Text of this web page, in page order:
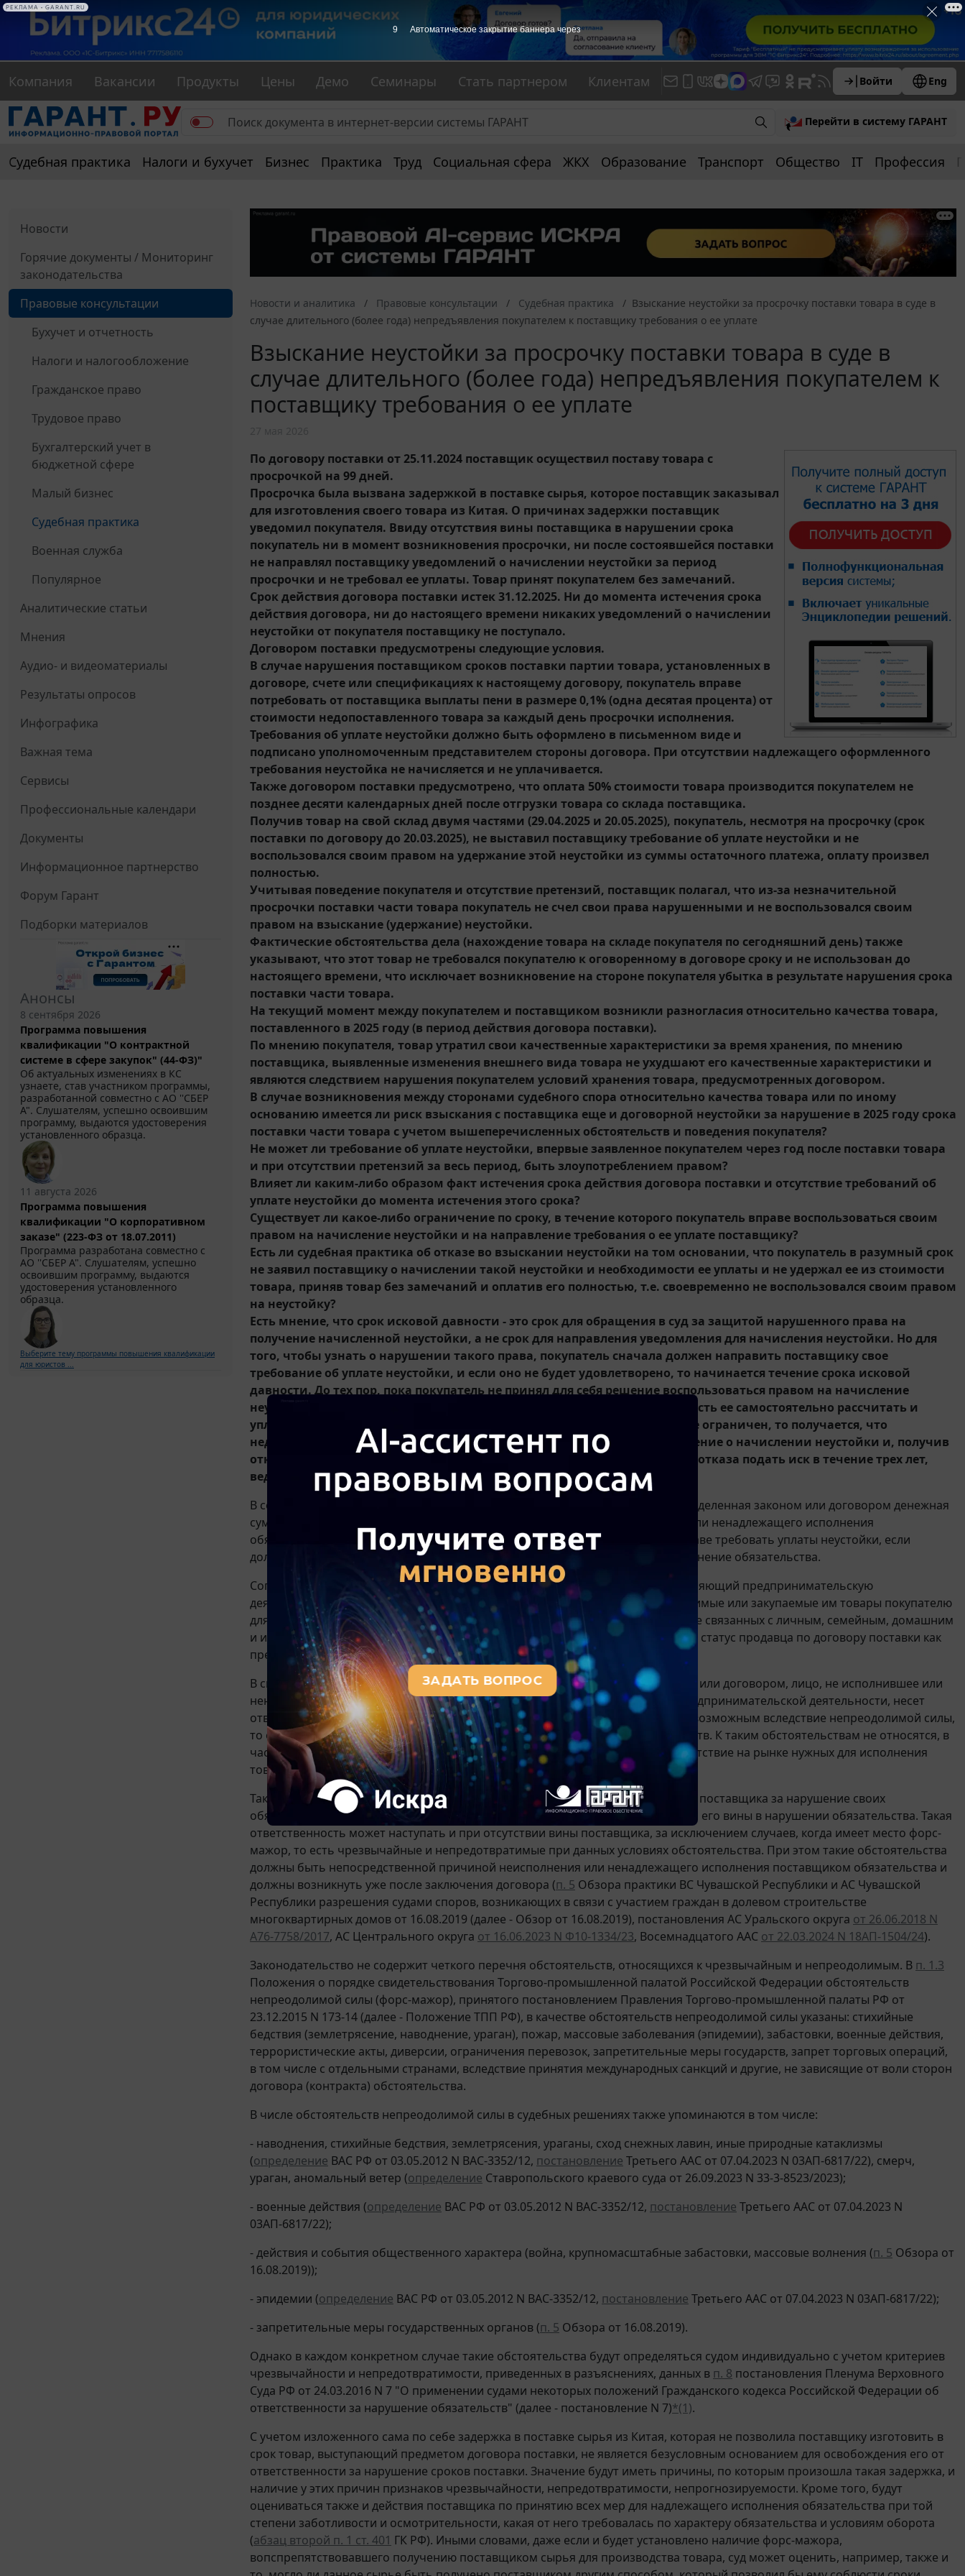
Компания Вакансии Продукты Цены Демо Семинары Стать партнером Клиентам Войти Eng
Перейти в систему ГАРАНТ
Судебная практика Налоги и бухучет Бизнес Практика Труд Социальная сфера ЖКХ Образование Транспорт Общество IT Профессия
Новости
Горячие документы / Мониторинг
законодательства
Правовые консультации
Бухучет и отчетность
Налоги и налогообложение
Гражданское право
Трудовое право
Бухгалтерский учет в
бюджетной сфере
Малый бизнес
Судебная практика
Военная служба
Популярное
Аналитические статьи
Мнения
Аудио- и видеоматериалы
Результаты опросов
Инфографика
Важная тема
Сервисы
Профессиональные календари
Документы
Информационное партнерство
Форум Гарант
Подборки материалов
Анонсы
8 сентября 2026
Программа повышения
квалификации "О контрактной
системе в сфере закупок" (44-ФЗ)"
Об актуальных изменениях в КС
узнаете, став участником программы,
разработанной совместно с АО ''СБЕР
А". Слушателям, успешно освоившим
программу, выдаются удостоверения
установленного образца.
11 августа 2026
Программа повышения
квалификации "О корпоративном
заказе" (223-ФЗ от 18.07.2011)
Программа разработана совместно с
АО ''СБЕР А". Слушателям, успешно
освоившим программу, выдаются
удостоверения установленного
образца.
Выберите тему программы повышения квалификации
для юристов ...
Новости и аналитика Правовые консультации Судебная практика
Взыскание неустойки за просрочку поставки товара в суде в
случае длительного (более года) непредъявления покупателем к поставщику требования о ее уплате
Взыскание неустойки за просрочку поставки товара в суде в
случае длительного (более года) непредъявления покупателем к
поставщику требования о ее уплате
По договору поставки от 25.11.2024 поставщик осуществил поставу товара с
просрочкой на 99 дней.
Просрочка была вызвана задержкой в поставке сырья, которое поставщик заказывал
для изготовления своего товара из Китая. О причинах задержки поставщик
уведомил покупателя. Ввиду отсутствия вины поставщика в нарушении срока
покупатель ни в момент возникновения просрочки, ни после состоявшейся поставки
не направлял поставщику уведомлений о начислении неустойки за период
просрочки и не требовал ее уплаты. Товар принят покупателем без замечаний.
Срок действия договора поставки истек 31.12.2025. Ни до момента истечения срока
действия договора, ни до настоящего времени никаких уведомлений о начислении
неустойки от покупателя поставщику не поступало.
Договором поставки предусмотрены следующие условия.
В случае нарушения поставщиком сроков поставки партии товара, установленных в
договоре, счете или спецификациях к настоящему договору, покупатель вправе
потребовать от поставщика выплаты пени в размере 0,1% (одна десятая процента) от
стоимости недопоставленного товара за каждый день просрочки исполнения.
Требования об уплате неустойки должно быть оформлено в письменном виде и
подписано уполномоченным представителем стороны договора. При отсутствии надлежащего оформленного
требования неустойка не начисляется и не уплачивается.
Также договором поставки предусмотрено, что оплата 50% стоимости товара производится покупателем не
позднее десяти календарных дней после отгрузки товара со склада поставщика.
Получив товар на свой склад двумя частями (29.04.2025 и 20.05.2025), покупатель, несмотря на просрочку (срок
поставки по договору до 20.03.2025), не выставил поставщику требование об уплате неустойки и не
воспользовался своим правом на удержание этой неустойки из суммы остаточного платежа, оплату произвел
полностью.
Учитывая поведение покупателя и отсутствие претензий, поставщик полагал, что из-за незначительной
просрочки поставки части товара покупатель не счел свои права нарушенными и не воспользовался своим
правом на взыскание (удержание) неустойки.
Фактические обстоятельства дела (нахождение товара на складе покупателя по сегодняшний день) также
указывают, что этот товар не требовался покупателю к оговоренному в договоре сроку и не использован до
настоящего времени, что исключает возникновение на стороне покупателя убытка в результате нарушения срока
поставки части товара.
На текущий момент между покупателем и поставщиком возникли разногласия относительно качества товара,
поставленного в 2025 году (в период действия договора поставки).
По мнению покупателя, товар утратил свои качественные характеристики за время хранения, по мнению
поставщика, выявленные изменения внешнего вида товара не ухудшают его качественные характеристики и
являются следствием нарушения покупателем условий хранения товара, предусмотренных договором.
В случае возникновения между сторонами судебного спора относительно качества товара или по иному
основанию имеется ли риск взыскания с поставщика еще и договорной неустойки за нарушение в 2025 году срока
поставки части товара с учетом вышеперечисленных обстоятельств и поведения покупателя?
Не может ли требование об уплате неустойки, впервые заявленное покупателем через год после поставки товара
и при отсутствии претензий за весь период, быть злоупотреблением правом?
Влияет ли каким-либо образом факт истечения срока действия договора поставки и отсутствие требований об
уплате неустойки до момента истечения этого срока?
Существует ли какое-либо ограничение по сроку, в течение которого покупатель вправе воспользоваться своим
правом на начисление неустойки и на направление требования о ее уплате поставщику?
Есть ли судебная практика об отказе во взыскании неустойки на том основании, что покупатель в разумный срок
не заявил поставщику о начислении такой неустойки и необходимости ее уплаты и не удержал ее из стоимости
товара, приняв товар без замечаний и оплатив его полностью, т.е. своевременно не воспользовался своим правом
на неустойку?
Есть мнение, что срок исковой давности - это срок для обращения в суд за защитой нарушенного права на
получение начисленной неустойки, а не срок для направления уведомления для начисления неустойки. Но для
того, чтобы узнать о нарушении такого права, покупатель сначала должен направить поставщику свое
требование об уплате неустойки, и если оно не будет удовлетворено, то начинается течение срока исковой
давности. До тех пор, пока покупатель не принял для себя решение воспользоваться правом на начисление
неустойки, у поставщика автоматически не могла возникнуть обязанность ее самостоятельно рассчитать и
уплатить. Если срок для направления требования об уплате неустойки не ограничен, то получается, что
недобросовестный покупатель может и через 20 лет направить уведомление о начислении неустойки и, получив
отказ поставщика, посчитать свое право нарушенным, а от даты такого отказа подать иск в течение трех лет,
ведь в таком случае угроза взыскания неустойки сохраняется вечно?
В соответствии со
ГК РФ неустойкой (штрафом, пеней) признается определенная законом или договором денежная
сумма, которую должник обязан уплатить кредитору в случае неисполнения или ненадлежащего исполнения
обязательства, в частности в случае просрочки исполнения. Кредитор не вправе требовать уплаты неустойки, если
должник не несет ответственности за неисполнение или ненадлежащее исполнение обязательства.
Согласно
ст. 506
ГК РФ по договору поставки поставщик - продавец, осуществляющий предпринимательскую
деятельность, обязуется передать в обусловленный срок или сроки производимые или закупаемые им товары покупателю
для использования в предпринимательской деятельности или в иных целях, не связанных с личным, семейным, домашним
и иным подобным использованием. Приведенная норма напрямую фиксирует статус продавца по договору поставки как
предпринимателя.
В свою очередь, в силуп. 3 ст. 401ГК РФ, если иное не предусмотрено законом или договором, лицо, не исполнившее или
ненадлежащим образом исполнившее обязательство при осуществлении предпринимательской деятельности, несет
ответственность, если не докажет, что надлежащее исполнение оказалось невозможным вследствие непреодолимой силы,
то есть чрезвычайных и непредотвратимых при данных условиях обстоятельств. К таким обстоятельствам не относятся, в
частности, нарушение обязанностей со стороны контрагентов должника, отсутствие на рынке нужных для исполнения
товаров, отсутствие у должника необходимых денежных средств.
Таким образом, законодательство не связывает наступление ответственности поставщика за нарушение своих
обязательств по договору поставки (в том числе о сроке поставки) с наличием его вины в нарушении обязательства. Такая
ответственность может наступать и при отсутствии вины поставщика, за исключением случаев, когда имеет место форс-
мажор, то есть чрезвычайные и непредотвратимые при данных условиях обстоятельства. При этом такие обстоятельства
должны быть непосредственной причиной неисполнения или ненадлежащего исполнения поставщиком обязательства и
должны возникнуть уже после заключения договора (п. 5 Обзора практики ВС Чувашской Республики и АС Чувашской
Республики разрешения судами споров, возникающих в связи с участием граждан в долевом строительстве
многоквартирных домов от 16.08.2019 (далее - Обзор от 16.08.2019), постановления АС Уральского округа от 26.06.2018 N
А76-7758/2017, АС Центрального округа от 16.06.2023 N Ф10-1334/23, Восемнадцатого ААС от 22.03.2024 N 18АП-1504/24).
Законодательство не содержит четкого перечня обстоятельств, относящихся к чрезвычайным и непреодолимым. В п. 1.3
Положения о порядке свидетельствования Торгово-промышленной палатой Российской Федерации обстоятельств
непреодолимой силы (форс-мажор), принятого постановлением Правления Торгово-промышленной палаты РФ от
23.12.2015 N 173-14 (далее - Положение ТПП РФ), в качестве обстоятельств непреодолимой силы указаны: стихийные
бедствия (землетрясение, наводнение, ураган), пожар, массовые заболевания (эпидемии), забастовки, военные действия,
террористические акты, диверсии, ограничения перевозок, запретительные меры государств, запрет торговых операций,
в том числе с отдельными странами, вследствие принятия международных санкций и другие, не зависящие от воли сторон
договора (контракта) обстоятельства.
В числе обстоятельств непреодолимой силы в судебных решениях также упоминаются в том числе:
- наводнения, стихийные бедствия, землетрясения, ураганы, сход снежных лавин, иные природные катаклизмы
(определение ВАС РФ от 03.05.2012 N ВАС-3352/12, постановление Третьего ААС от 07.04.2023 N 03АП-6817/22), смерч,
ураган, аномальный ветер (определение Ставропольского краевого суда от 26.09.2023 N 33-3-8523/2023);
- военные действия (определение ВАС РФ от 03.05.2012 N ВАС-3352/12, постановление Третьего ААС от 07.04.2023 N
03АП-6817/22);
- действия и события общественного характера (война, крупномасштабные забастовки, массовые волнения (п. 5 Обзора от
16.08.2019));
- эпидемии (определение ВАС РФ от 03.05.2012 N ВАС-3352/12, постановление Третьего ААС от 07.04.2023 N 03АП-6817/22);
- запретительные меры государственных органов (п. 5 Обзора от 16.08.2019).
Однако в каждом конкретном случае такие обстоятельства будут определяться судом индивидуально с учетом критериев
чрезвычайности и непредотвратимости, приведенных в разъяснениях, данных в п. 8 постановления Пленума Верховного
Суда РФ от 24.03.2016 N 7 "О применении судами некоторых положений Гражданского кодекса Российской Федерации об
ответственности за нарушение обязательств" (далее - постановление N 7)*(1).
С учетом изложенного сама по себе задержка в поставке сырья из Китая, которая не позволила поставщику изготовить в
срок товар, выступающий предметом договора поставки, не является безусловным основанием для освобождения его от
ответственности за нарушение сроков поставки. Значение будут иметь причины, по которым произошла такая задержка, и
наличие у этих причин признаков чрезвычайности, непредотвратимости, непрогнозируемости. Кроме того, будут
оцениваться также и действия поставщика по принятию всех мер для надлежащего исполнения обязательства при той
степени заботливости и осмотрительности, какая от него требовалась по характеру обязательства и условиям оборота
(абзац второй п. 1 ст. 401 ГК РФ). Иными словами, даже если и будет установлено наличие форс-мажора,
вопспрепятствовавшего получению поставщиком сырья для производства товара, суд может оценить, например, также и
7 Автоматическое закрытие баннера через
РЕКЛАМА • GARANT.RU